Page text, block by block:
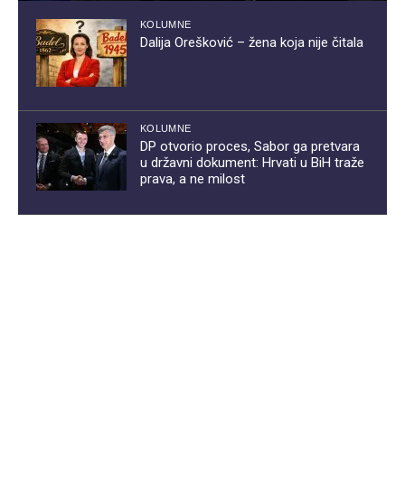
KOLUMNE
Dalija Orešković – žena koja nije čitala
KOLUMNE
DP otvorio proces, Sabor ga pretvara
u državni dokument: Hrvati u BiH traže
prava, a ne milost